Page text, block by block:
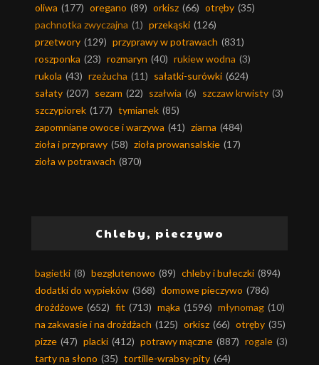
oliwa (177) oregano (89) orkisz (66) otręby (35)
pachnotka zwyczajna (1) przekąski (126)
przetwory (129) przyprawy w potrawach (831)
roszponka (23) rozmaryn (40) rukiew wodna (3)
rukola (43) rzeżucha (11) sałatki-surówki (624)
sałaty (207) sezam (22) szałwia (6) szczaw krwisty (3)
szczypiorek (177) tymianek (85)
zapomniane owoce i warzywa (41) ziarna (484)
zioła i przyprawy (58) zioła prowansalskie (17)
zioła w potrawach (870)
Chleby, pieczywo
bagietki (8) bezglutenowo (89) chleby i bułeczki (894)
dodatki do wypieków (368) domowe pieczywo (786)
drożdżowe (652) fit (713) mąka (1596) młynomag (10)
na zakwasie i na drożdżach (125) orkisz (66) otręby (35)
pizze (47) placki (412) potrawy mączne (887) rogale (3)
tarty na słono (35) tortille-wrabsy-pity (64)